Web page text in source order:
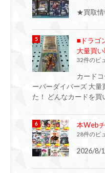
★買取
■ドラゴ
大量買
32件のビ
カード
ーパーダイバーズ 大
た！ どんなカードを買
本Web
28件のビ
2026/